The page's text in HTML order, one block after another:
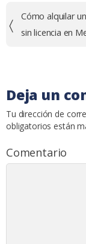
de
Cómo alquilar
sin licencia en
Deja un
Tu dirección de
obligatorios están
Comentario